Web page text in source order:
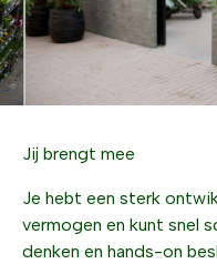
Jij brengt mee
Je hebt een sterk
vermogen en kunt snel
denken en hands-on